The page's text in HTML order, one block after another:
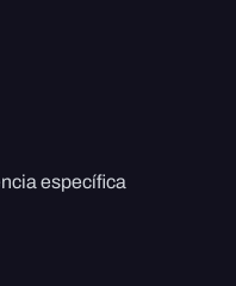
específica